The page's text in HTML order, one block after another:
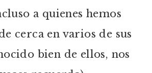
a quienes hemos
cerca en varios de sus
bien de ellos, nos